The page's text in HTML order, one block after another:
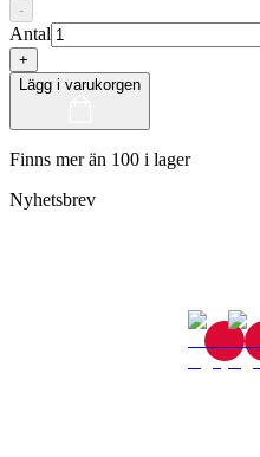
-
Antal
+
Lägg i varukorgen
Finns mer än 100 i lager
Nyhetsbrev